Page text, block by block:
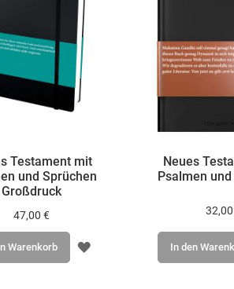
Testament mit
und Sprüchen
Großdruck
47,00 €
Warenkorb ZUR
Neues
Psalmen
In den